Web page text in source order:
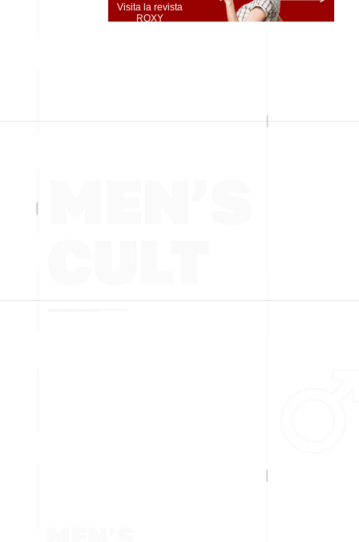
Visita la revista
ROXY